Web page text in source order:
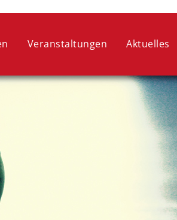
Cookies, die für den Betrieb der Seite
Sie können Ihre Auswahl jederzeit in den
Veranstaltungen Aktuelles